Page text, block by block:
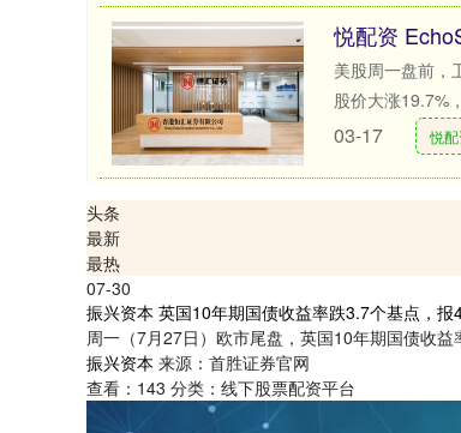
美股周一盘前，
股价大涨19.7%
03-17 悦
头条
最新
最热
07-30
振兴资本 英国10年期国债收益率跌3.7个基点，报
周一（7月27日）欧市尾盘，英国10年期国债收
振兴资本 来源：首胜证券官网
查看： 143 分类： 线下股票配资平台